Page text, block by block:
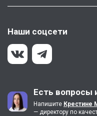
Наши соцсети
Есть вопросы
Напишите Крестине
— директору по